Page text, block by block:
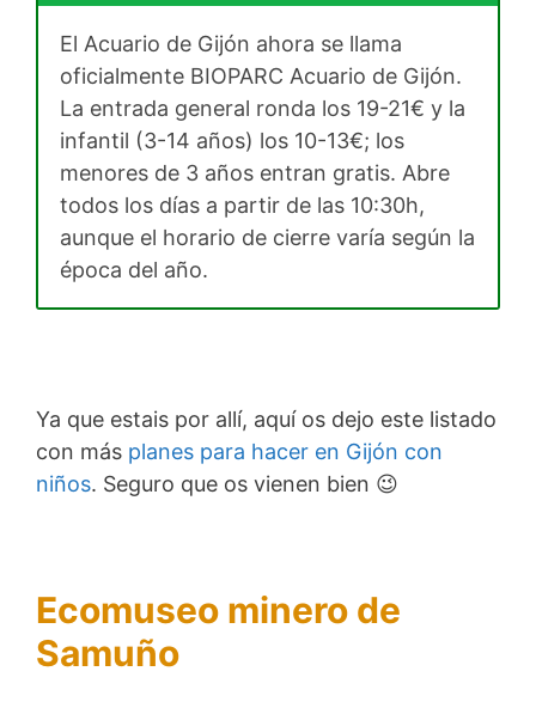
El Acuario de Gijón ahora se llama
oficialmente BIOPARC Acuario de Gijón.
La entrada general ronda los 19-21€ y la
infantil (3-14 años) los 10-13€; los
menores de 3 años entran gratis. Abre
todos los días a partir de las 10:30h,
aunque el horario de cierre varía según la
época del año.
Ya que estais por allí, aquí os dejo este listado
con más planes para hacer en Gijón con
niños. Seguro que os vienen bien 😉
Ecomuseo minero de
Samuño